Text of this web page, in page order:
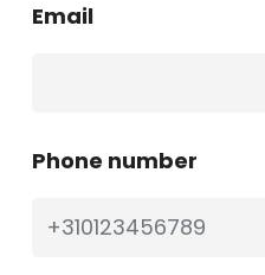
Email
Phone number